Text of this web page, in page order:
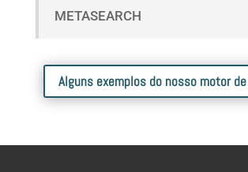
METASEARCH
Alguns exemplos do nosso motor